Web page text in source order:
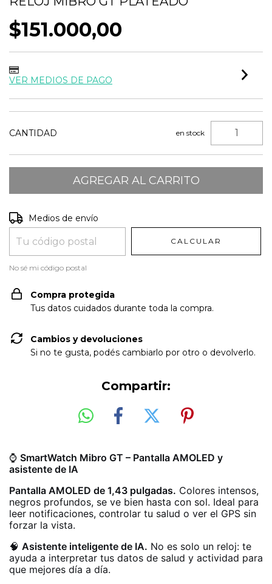
$151.000,00
VER MEDIOS DE PAGO
CANTIDAD en stock
Entregas para el CP:
Medios de envío
CALCULAR
No sé mi código postal
Compra protegida
Tus datos cuidados durante toda la compra.
Cambios y devoluciones
Si no te gusta, podés cambiarlo por otro o devolverlo.
Compartir:
⌚ SmartWatch Mibro GT – Pantalla AMOLED y
asistente de IA
Pantalla AMOLED de 1,43 pulgadas. Colores intensos,
negros profundos, se ve bien hasta con sol. Ideal para
leer notificaciones, controlar tu salud o ver el GPS sin
forzar la vista.
🧠 Asistente inteligente de IA. No es solo un reloj: te
ayuda a interpretar tus datos de salud y actividad para
que mejores día a día.